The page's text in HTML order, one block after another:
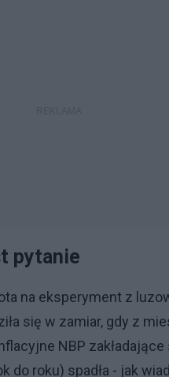
pytanie
na eksperyment z
się w zamiar, gdy z
NBP
roku) spadła - jak